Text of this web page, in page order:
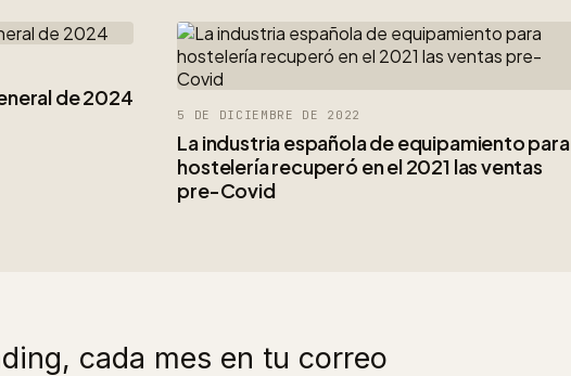
de 2024
5 DE DICIEMBRE DE 2022
La industria española de equipamiento para
hostelería recuperó en el 2021 las ventas
pre-Covid
cada mes en tu correo